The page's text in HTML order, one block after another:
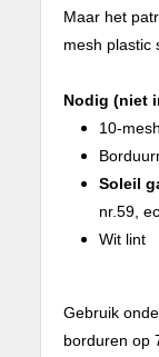
Maar het
mesh plastic
Nodig (niet
10-
Soleil
nr.59,
Wit lint
Gebruik
borduren op